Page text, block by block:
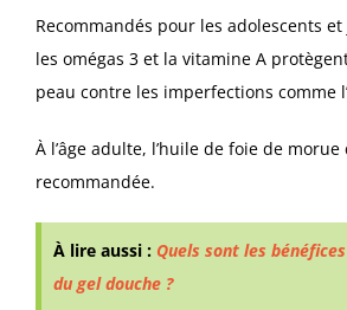
Recommandés pour les adolescents
les omégas 3 et la vitamine A
peau contre les imperfections comme
À l’âge adulte, l’huile de foie de
recommandée.
À lire aussi : Quels sont les
du gel douche ?